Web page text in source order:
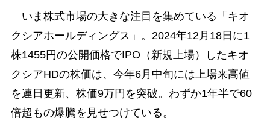
いま株式市場の大きな注目を集めている「キオ
クシアホールディングス」。2024年12月18日に1
株1455円の公開価格でIPO（新規上場）したキオ
クシアHDの株価は、今年6月中旬には上場来高値
を連日更新、株価9万円を突破。わずか1年半で60
倍超もの爆騰を見せつけている。